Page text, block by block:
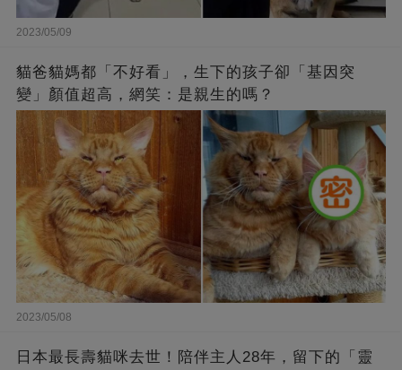
2023/05/09
貓爸貓媽都「不好看」，生下的孩子卻「基因突
變」顏值超高，網笑：是親生的嗎？
2023/05/08
日本最長壽貓咪去世！陪伴主人28年，留下的「靈